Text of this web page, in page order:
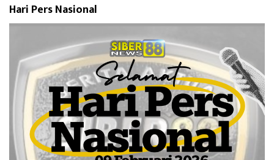
Hari Pers Nasional